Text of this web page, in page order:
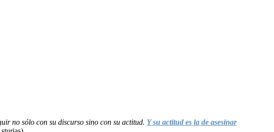
no sólo con su discurso sino con su actitud. Y su actitud es la de asesinar